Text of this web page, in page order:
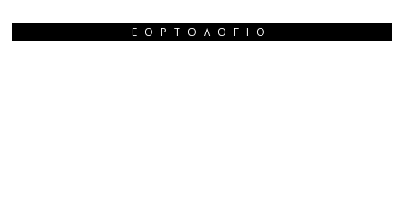
ΕΟΡΤΟΛΌΓΙΟ